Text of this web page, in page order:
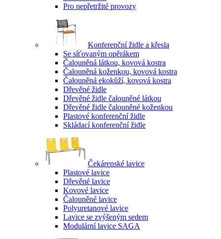
Pro nepřetržité provozy
Konferenční židle a křesla
Se síťovaným opěrákem
Čalouněná látkou, kovová kostra
Čalouněná koženkou, kovová kostra
Čalouněná ekokůží, kovová kostra
Dřevěné židle
Dřevěné židle čalouněné látkou
Dřevěné židle čalouněné koženkou
Plastové konferenční židle
Skládací konferenční židle
Čekárenské lavice
Plastové lavice
Dřevěné lavice
Kovové lavice
Čalouněné lavice
Polyuretanové lavice
Lavice se zvýšeným sedem
Modulární lavice SAGA